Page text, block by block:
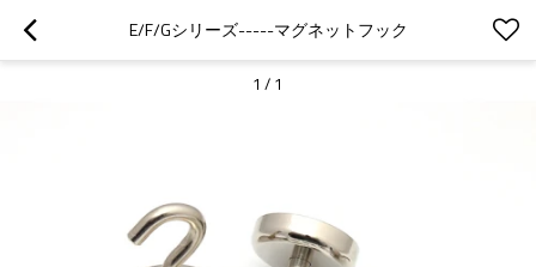
E/F/Gシリーズ-----マグネットフック
1 / 1